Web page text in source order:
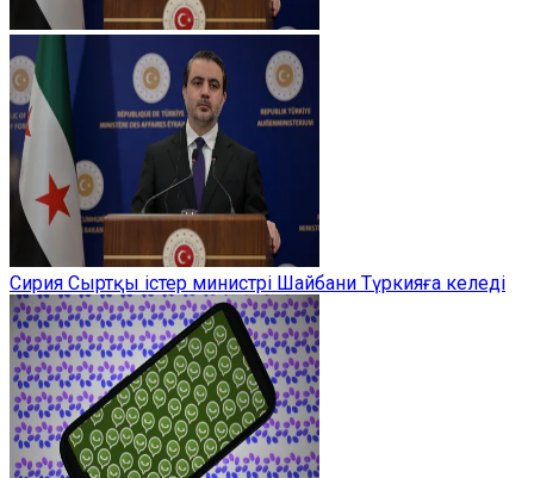
Сирия Сыртқы істер министрі Шайбани Түркияға келеді